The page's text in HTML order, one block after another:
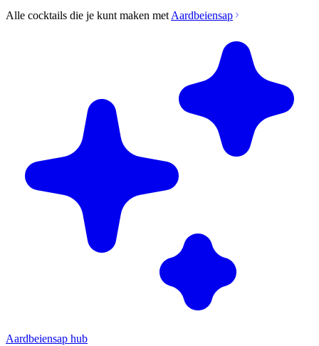
Alle cocktails die je kunt maken met Aardbeiensap
Aardbeiensap hub